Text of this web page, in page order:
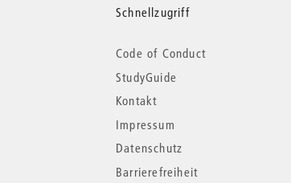
Schnellzugriff
Code of Conduct
StudyGuide
Kontakt
Impressum
Datenschutz
Barrierefreiheit